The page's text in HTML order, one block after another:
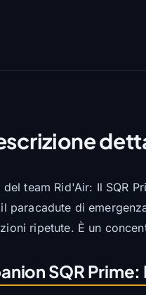
del team Rid'Air: Il SQR
paracadute di
ripetute. È un
SQR